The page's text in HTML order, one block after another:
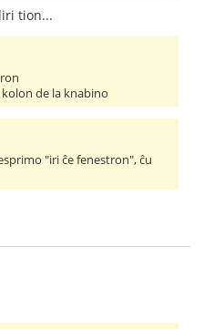
tion...
de la knabino
"iri ĉe fenestron", ĉu